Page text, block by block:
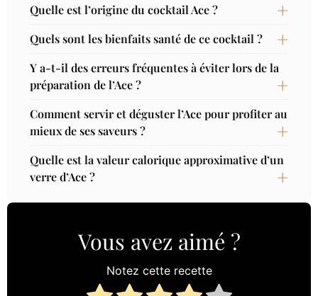
Quelle est l’origine du cocktail Ace ?
Quels sont les bienfaits santé de ce cocktail ?
Y a-t-il des erreurs fréquentes à éviter lors de la
préparation de l’Ace ?
Comment servir et déguster l’Ace pour profiter au
mieux de ses saveurs ?
Quelle est la valeur calorique approximative d’un
verre d’Ace ?
Vous avez aimé ?
Notez cette recette